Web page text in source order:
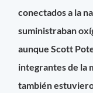
conectados a la
suministraban
aunque Scott
integrantes de la
también